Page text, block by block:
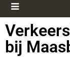
bij